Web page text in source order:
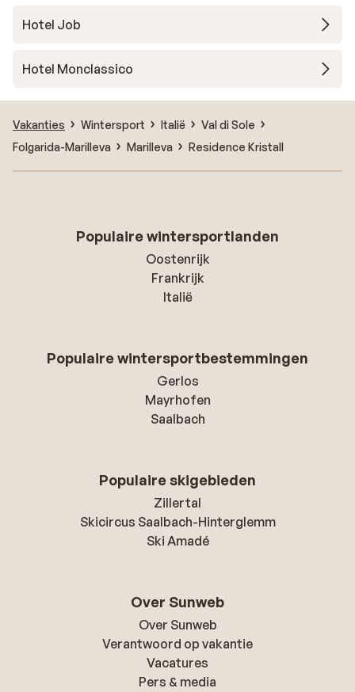
Hotel Job
Hotel Monclassico
Vakanties Wintersport Italië
Val di Sole
Folgarida-Marilleva
Marilleva Residence Kristall
Populaire wintersportlanden
Oostenrijk
Frankrijk
Italië
Populaire wintersportbestemmingen
Gerlos
Mayrhofen
Saalbach
Populaire skigebieden
Zillertal
Skicircus Saalbach-Hinterglemm
Ski Amadé
Over Sunweb
Over Sunweb
Verantwoord op vakantie
Vacatures
Pers & media